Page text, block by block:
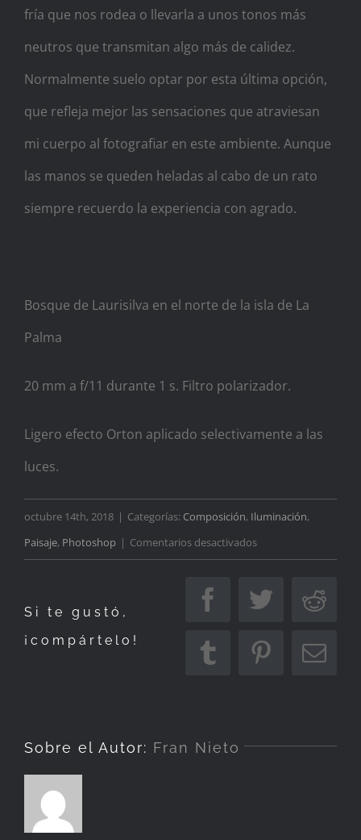
fría que nos rodea o llevarla a unos tonos más
neutros que transmitan algo más de calidez.
Normalmente suelo optar por esta última opción,
que refleja mejor las sensaciones que atraviesan
mi cuerpo al fotografiar en este ambiente. Aunque
las manos se queden heladas al cabo de un rato
siempre recuerdo la experiencia con agrado.
Bosque de Laurisilva en el norte de la isla de La
Palma
20 mm a f/11 durante 1 s. Filtro polarizador.
Ligero efecto Orton aplicado selectivamente a las
luces.
octubre 14th, 2018 | Categorías: Composición, Iluminación,
Paisaje, Photoshop | Comentarios desactivadosen
tamiz
la
Si te gustó,
¡compártelo!
FacebookTwitter
TumblrPinterest
Sobre el Autor: Fran Nieto